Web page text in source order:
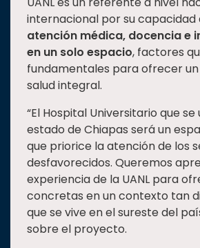
internacional por su
atención médica, docencia e
en un solo espacio, factores
fundamentales para ofrecer
salud integral.
“El Hospital Universitario que
estado de Chiapas será un
que priorice la atención de los
desfavorecidos. Queremos
experiencia de la UANL para
concretas en un contexto tan
que se vive en el sureste del
sobre el proyecto.